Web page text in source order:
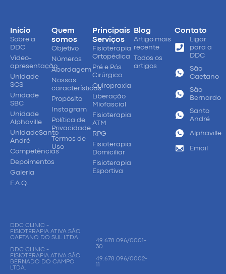
Início
Sobre a
DDC
Vídeo-
apresentação
Unidade
SCS
Unidade
SBC
Unidade
Alphaville
UnidadeSanto
André
Competências
Depoimentos
Galeria
F.A.Q.
Quem
somos
Objetivo
Números
Abordagem
Nossas
características
Propósito
Instagram
Política de
Privacidade
Termos de
Uso
Principais
Serviços
Fisioterapia
Ortopédica
Pré e Pós
Cirúrgico
Quiropraxia
Liberação
Miofascial
Fisioterapia
ATM
RPG
Fisioterapia
Domiciliar
Fisioterapia
Esportiva
Blog
Artigo mais
recente
Todos os
artigos
Contato
Ligar
para a
DDC
São
Caetano
São
Bernardo
Santo
André
Alphaville
Email
DDC CLINIC -
FISIOTERAPIA ATIVA SÃO
CAETANO DO SUL LTDA.
DDC CLINIC -
FISIOTERAPIA ATIVA SÃO
BERNADO DO CAMPO
LTDA.
49.678.096/0001-
30.
49.678.096/0002-
11